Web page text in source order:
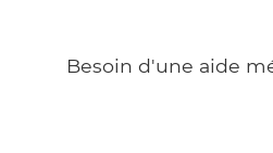
Besoin d'une aide